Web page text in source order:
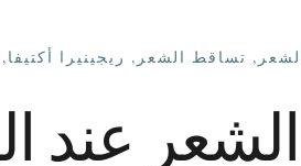
, تساقط الشعر , ريجينيرا أكتيفا
عند